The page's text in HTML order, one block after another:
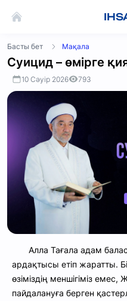
Басты бет Мақала
Суицид – өмірге
10 Сәуір 2026 793
Алла Тағала адам
ардақтысы етіп жаратты.
өзіміздің меншігіміз
пайдалануға берген